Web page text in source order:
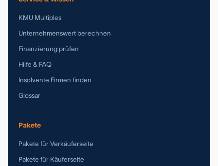
KMU Multiples
Unternehmenswert berechnen
Finanzierung prüfen
Hilfe & FAQ
Insolvente Firmen finden
Glossar
Pakete
Pakete für Verkäuferseite
Pakete für Käuferseite